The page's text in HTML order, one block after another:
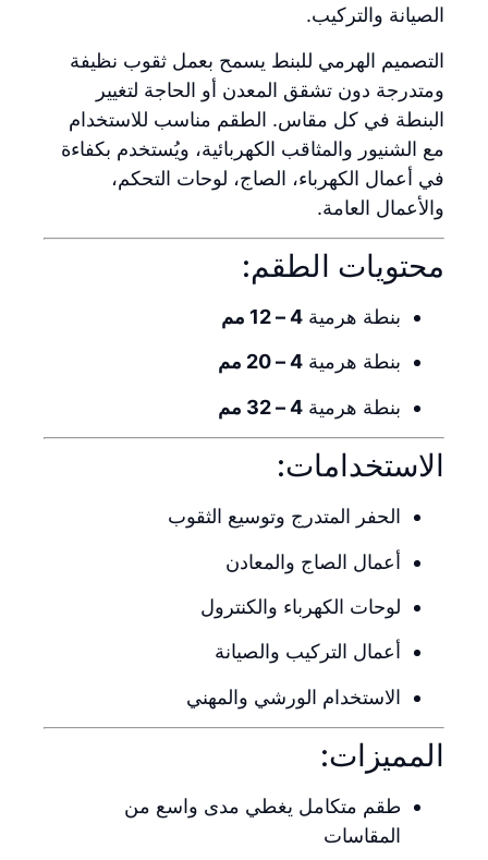
الصيانة والتركيب.
التصميم الهرمي للبنط يسمح بعمل ثقوب نظيفة
ومتدرجة دون تشقق المعدن أو الحاجة لتغيير
البنطة في كل مقاس. الطقم مناسب للاستخدام
مع الشنيور والمثاقب الكهربائية، ويُستخدم بكفاءة
في أعمال الكهرباء، الصاج، لوحات التحكم،
والأعمال العامة.
محتويات الطقم:
بنطة هرمية 4 – 12 مم
بنطة هرمية 4 – 20 مم
بنطة هرمية 4 – 32 مم
الاستخدامات:
الحفر المتدرج وتوسيع الثقوب
أعمال الصاج والمعادن
لوحات الكهرباء والكنترول
أعمال التركيب والصيانة
الاستخدام الورشي والمهني
المميزات:
طقم متكامل يغطي مدى واسع من
المقاسات